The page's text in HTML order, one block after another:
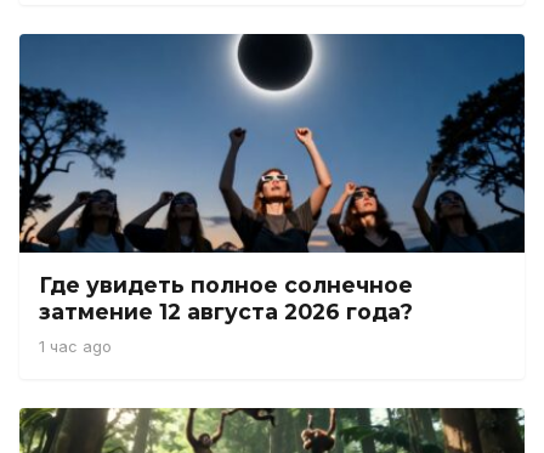
Где увидеть полное солнечное
затмение 12 августа 2026 года?
1 час ago